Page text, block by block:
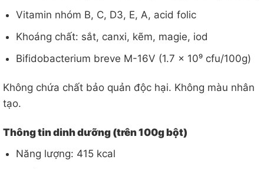
Vitamin nhóm B, C, D3, E, A, acid folic
Khoáng chất: sắt, canxi, kẽm, magie, iod
Bifidobacterium breve M-16V (1.7 x 10⁹ cfu/100g)
Không chứa chất bảo quản độc hại. Không màu nhân
tạo.
Thông tin dinh dưỡng (trên 100g bột)
Năng lượng: 415 kcal